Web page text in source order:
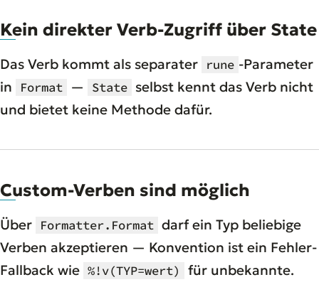
Kein direkter Verb-Zugriff über State
Das Verb kommt als separater rune -Parameter
in
Format — State selbst kennt das Verb nicht
und bietet keine Methode dafür.
Custom-Verben sind möglich
Über Formatter.Format darf ein Typ beliebige
Verben akzeptieren — Konvention ist ein Fehler-
Fallback wie %!v(TYP=wert) für unbekannte.